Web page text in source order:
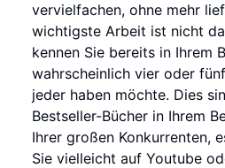
vervielfachen, ohne mehr
wichtigste Arbeit ist nicht
kennen Sie bereits in Ihrem
wahrscheinlich vier oder
jeder haben möchte. Dies
Bestseller-Bücher in Ihrem
Ihrer großen Konkurrenten,
Sie vielleicht auf Youtube